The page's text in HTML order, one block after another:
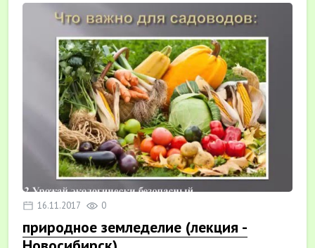
16.11.2017 0
природное земледелие (лекция -